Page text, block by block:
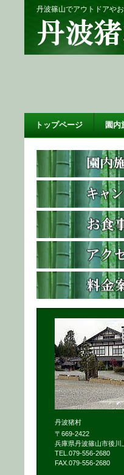
丹波篠山でアウトドアや
トップページ 園内
丹波猪村
〒669-2422
兵庫県丹波篠山市後川
TEL.079-556-2680
FAX.079-556-2680